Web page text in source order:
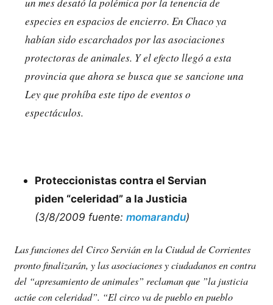
especies en espacios de encierro. En Chaco ya
habían sido escarchados por las asociaciones
protectoras de animales. Y el efecto llegó a esta
provincia que ahora se busca que se sancione una
Ley que prohíba este tipo de eventos o
espectáculos.
Proteccionistas contra el Servian
piden “celeridad” a la Justicia
(3/8/2009 fuente:momarandu)
Las funciones del Circo Servián en la Ciudad de Corrientes
pronto finalizarán, y las asociaciones y ciudadanos en contra
del “apresamiento de animales” reclaman que ”la justicia
actúe con celeridad”. “El circo va de pueblo en pueblo